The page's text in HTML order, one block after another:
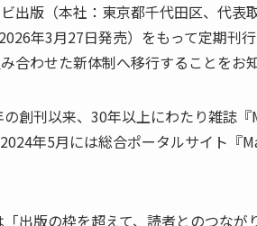
出版（本社：東京都千代田区、代表
年3月27日発売）をもって定期刊
合わせた新体制へ移行することをお
創刊以来、30年以上にわたり雑誌
年5月には総合ポータルサイト『
出版の枠を超えて、読者とのつな